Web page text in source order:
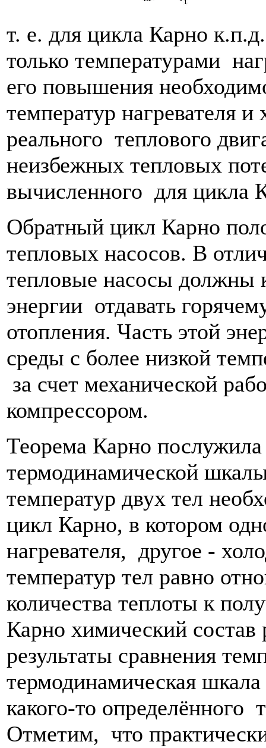
т. е. для цикла Карно
только температурами
его повышения
температур нагревателя
реального теплового
неизбежных тепловых
вычисленного для цикла
Обратный цикл Карно
тепловых насосов. В
тепловые насосы должны
энергии отдавать
отопления. Часть этой
среды с более низкой
за счет механической
компрессором.
Теорема Карно
термодинамической
температур двух тел
цикл Карно, в котором
нагревателя, другое -
температур тел равно
количества теплоты к
Карно химический состав
результаты сравнения
термодинамическая шкала
какого-то определённого
Отметим, что